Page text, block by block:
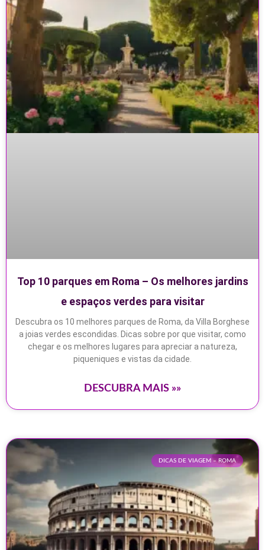
Top 10 parques em Roma – Os melhores jardins
e espaços verdes para visitar
Descubra os 10 melhores parques de Roma, da Villa Borghese
a joias verdes escondidas. Dicas sobre por que visitar, como
chegar e os melhores lugares para apreciar a natureza,
piqueniques e vistas da cidade.
DESCUBRA MAIS »»
DICAS DE VIAGEM – ROMA